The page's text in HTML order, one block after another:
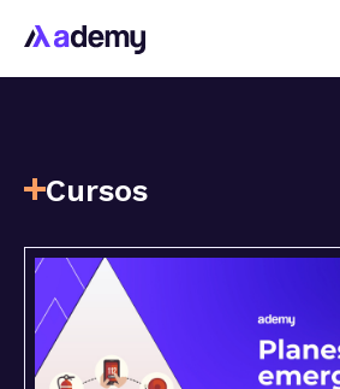
Cursos